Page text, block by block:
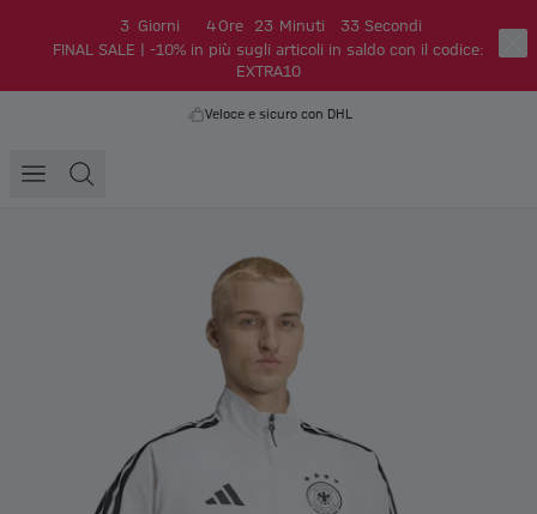
3 Giorni 4 Ore 23 Minuti 32 Secondi
FINAL SALE | -10% in più sugli articoli in saldo con il codice:
EXTRA10
Veloce e sicuro con DHL